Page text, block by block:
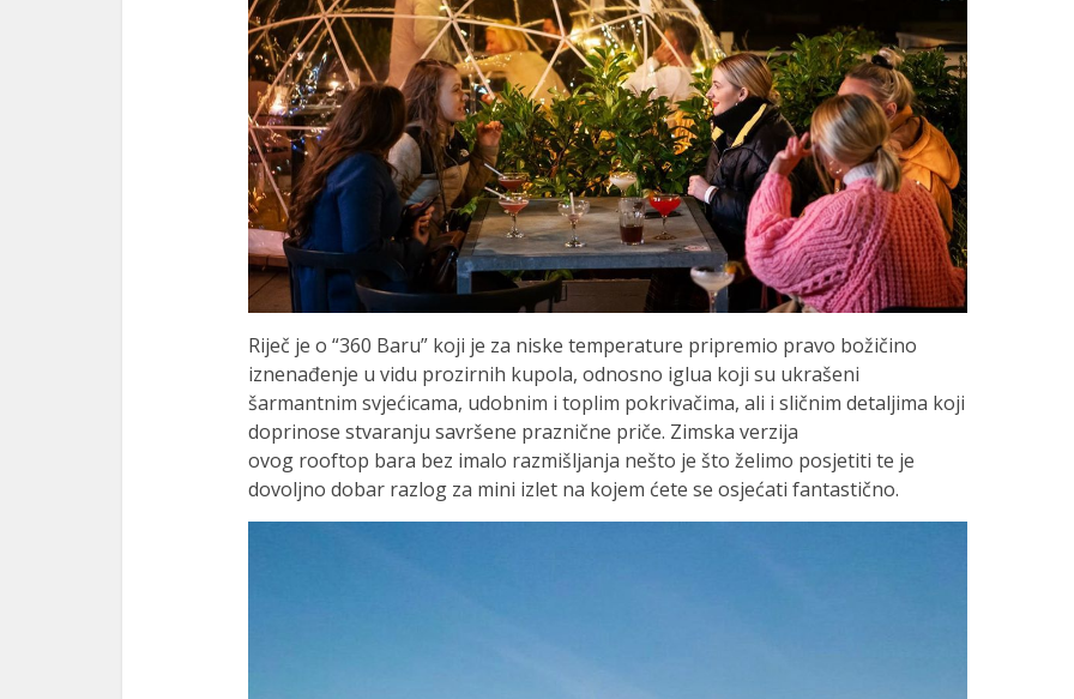
Riječ je o “360 Baru” koji je za niske temperature pripremio pravo božičino
iznenađenje u vidu prozirnih kupola, odnosno iglua koji su ukrašeni
šarmantnim svjećicama, udobnim i toplim pokrivačima, ali i sličnim detaljima koji
doprinose stvaranju savršene praznične priče. Zimska verzija
ovog rooftop bara bez imalo razmišljanja nešto je što želimo posjetiti te je
dovoljno dobar razlog za mini izlet na kojem ćete se osjećati fantastično.